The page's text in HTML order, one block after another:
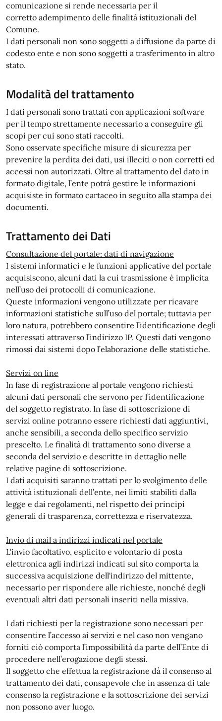
comunicazione si rende necessaria per il
corretto adempimento delle finalità istituzionali del
Comune.
I dati personali non sono soggetti a diffusione da parte di
codesto ente e non sono soggetti a trasferimento in altro
stato.
Modalità del trattamento
I dati personali sono trattati con applicazioni software
per il tempo strettamente necessario a conseguire gli
scopi per cui sono stati raccolti.
Sono osservate specifiche misure di sicurezza per
prevenire la perdita dei dati, usi illeciti o non corretti ed
accessi non autorizzati. Oltre al trattamento del dato in
formato digitale, l’ente potrà gestire le informazioni
acquisiste in formato cartaceo in seguito alla stampa dei
documenti.
Trattamento dei Dati
Consultazione del portale: dati di navigazione
I sistemi informatici e le funzioni applicative del portale
acquisiscono, alcuni dati la cui trasmissione è implicita
nell’uso dei protocolli di comunicazione.
Queste informazioni vengono utilizzate per ricavare
informazioni statistiche sull’uso del portale; tuttavia per
loro natura, potrebbero consentire l’identificazione degli
interessati attraverso l’indirizzo IP. Questi dati vengono
rimossi dai sistemi dopo l’elaborazione delle statistiche.
Servizi on line
In fase di registrazione al portale vengono richiesti
alcuni dati personali che servono per l’identificazione
del soggetto registrato. In fase di sottoscrizione di
servizi online potranno essere richiesti dati aggiuntivi,
anche sensibili, a seconda dello specifico servizio
prescelto. Le finalità di trattamento sono diverse a
seconda del servizio e descritte in dettaglio nelle
relative pagine di sottoscrizione.
I dati acquisiti saranno trattati per lo svolgimento delle
attività istituzionali dell’ente, nei limiti stabiliti dalla
legge e dai regolamenti, nel rispetto dei principi
generali di trasparenza, correttezza e riservatezza.
Invio di mail a indirizzi indicati nel portale
L'invio facoltativo, esplicito e volontario di posta
elettronica agli indirizzi indicati sul sito comporta la
successiva acquisizione dell'indirizzo del mittente,
necessario per rispondere alle richieste, nonché degli
eventuali altri dati personali inseriti nella missiva.
I dati richiesti per la registrazione sono necessari per
consentire l’accesso ai servizi e nel caso non vengano
forniti ciò comporta l’impossibilità da parte dell’Ente di
procedere nell’erogazione degli stessi.
Il soggetto che effettua la registrazione dà il consenso al
trattamento dei dati, consapevole che in assenza di tale
consenso la registrazione e la sottoscrizione dei servizi
non possono aver luogo.